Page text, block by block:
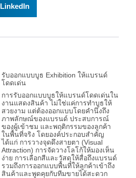
LinkedIn
รับออกแบบบูธ Exhibition ให้แบรนด์
โดดเด่น
การรับออกแบบบูธให้แบรนด์โดดเด่นใน
งานแสดงสินค้า ไม่ใช่แค่การทำบูธให้
สวยงาม แต่ต้องออกแบบโดยคำนึงถึง
ภาพลักษณ์ของแบรนด์ ประสบการณ์
ของผู้เข้าชม และพฤติกรรมของลูกค้า
ในพื้นที่จริง โดยองค์ประกอบสำคัญ
ได้แก่ การวางจุดดึงสายตา (Visual
Attraction) การจัดวางโลโก้ให้มองเห็น
ง่าย การเลือกสีและวัสดุให้สื่อถึงแบรนด์
รวมถึงการออกแบบพื้นที่ให้ลูกค้าเข้าถึง
สินค้าและพูดคุยกับทีมขายได้สะดวก